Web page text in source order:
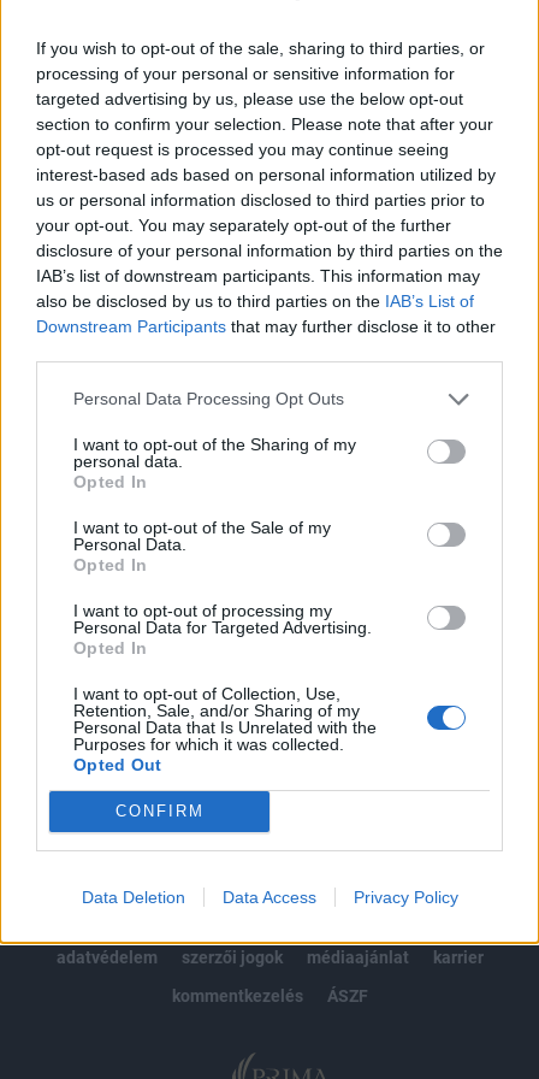
If you wish to opt-out of the sale, sharing to third parties, or
processing of your personal or sensitive information for
targeted advertising by us, please use the below opt-out
section to confirm your selection. Please note that after your
opt-out request is processed you may continue seeing
interest-based ads based on personal information utilized by
us or personal information disclosed to third parties prior to
your opt-out. You may separately opt-out of the further
disclosure of your personal information by third parties on the
IAB’s list of downstream participants. This information may
also be disclosed by us to third parties on the IAB’s List of
Downstream Participants that may further disclose it to other
Personal Data Processing Opt Outs
I want to opt-out of the Sharing of my
personal data.
Opted In
I want to opt-out of the Sale of my
Personal Data.
Opted In
I want to opt-out of processing my
Personal Data for Targeted Advertising.
Opted In
I want to opt-out of Collection, Use,
Retention, Sale, and/or Sharing of my
Personal Data that Is Unrelated with the
Purposes for which it was collected.
Opted Out
CONFIRM
Data Deletion Data Access Privacy Policy
A várakozásokat meghaladó mértékben bővült a lakossági
fogyasztás (5.1 százalékról 6.9 százalékig gyorsult), így
továbbra is a belső kereslet tekinthető a GDP-növekedés
egyik fő motorjának. Ugyan a munkaerőpiac havi adatai
alapján az elemzők számítottak élénkülésre, de nem
ekkorára.A tíz éve nem látott mértékű lakossági
fogyasztásbővülésen túl a beruházások...
KEDVES OLVASÓNK!
regisztrációhoz kötött.
Az előfizetés a következőket tartalmazza:
Portfolio.hu teljes cikkarchívum
kötéslistái
Előfizetés
MÁR ELŐFIZETŐNK VAGY?BEJELENTKEZÉS
adatvédelem
szerzői jogok médiaajánlat
karrier
kommentkezelés
ÁSZF